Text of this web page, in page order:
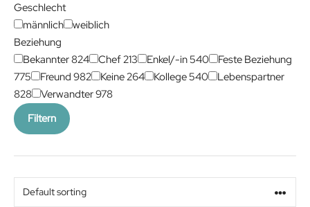
Geschlecht
männlich
weiblich
Beziehung
Bekannter824 Chef213 Enkel/-in540
Feste Beziehung
775
Freund 982 Keine264 Kollege540
Lebenspartner
828
Verwandter978
Filtern